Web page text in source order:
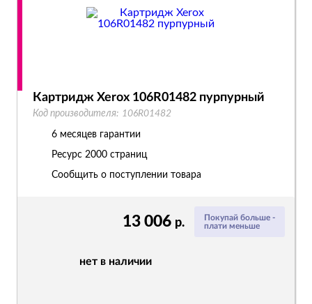
Покупай больше -
плати меньше
13 006 р.
нет в наличии
Картридж Xerox 106R01482 пурпурный
Код производителя: 106R01482
6 месяцев гарантии
Ресурс 2000 страниц
Сообщить о поступлении товара